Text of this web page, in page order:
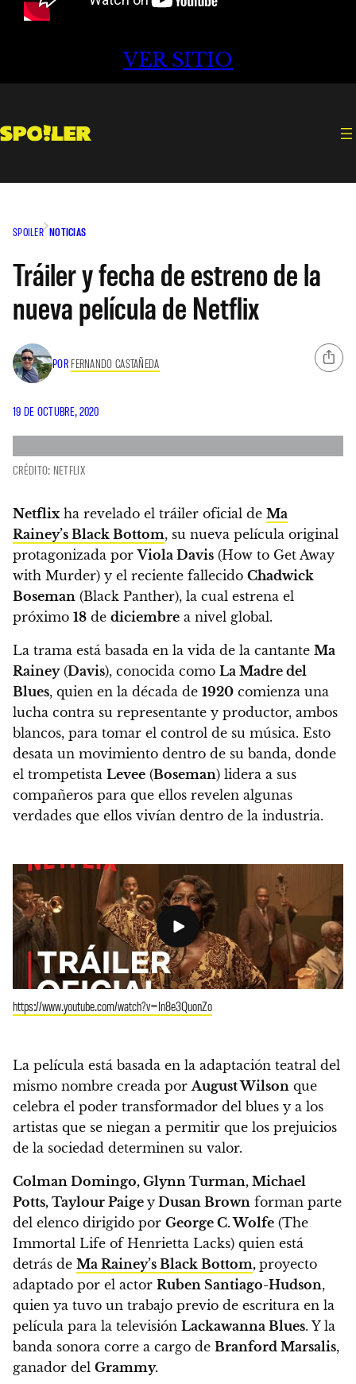
VER SITIO
SPOILER NOTICIAS
Tráiler y fecha de estreno de la
nueva película de Netflix
POR FERNANDO CASTAÑEDA
19 DE OCTUBRE, 2020
CRÉDITO: NETFLIX
Netflix ha revelado el tráiler oficial de Ma
Rainey’s Black Bottom, su nueva película original
protagonizada porViola Davis (How to Get Away
with Murder) y el reciente fallecido Chadwick
Boseman (Black Panther), la cual estrena el
próximo 18 de diciembre a nivel global.
La trama está basada en la vida de la cantante Ma
Rainey(Davis), conocida como La Madre del
Blues, quien en la década de 1920 comienza una
lucha contra su representante y productor, ambos
blancos, para tomar el control de su música. Esto
desata un movimiento dentro de su banda, donde
el trompetista Levee (Boseman) lidera a sus
compañeros para que ellos revelen algunas
verdades que ellos vivían dentro de la industria.
https://www.youtube.com/watch?v=In8e3QuonZo
La película está basada en la adaptación teatral del
mismo nombre creada por August Wilson que
celebra el poder transformador del blues y a los
artistas que se niegan a permitir que los prejuicios
de la sociedad determinen su valor.
Colman Domingo, Glynn Turman, Michael
Potts, Taylour Paige y Dusan Brown forman parte
del elenco dirigido por George C. Wolfe (The
Immortal Life of Henrietta Lacks) quien está
detrás de Ma Rainey’s Black Bottom, proyecto
adaptado por el actor Ruben Santiago-Hudson,
quien ya tuvo un trabajo previo de escritura en la
película para la televisión Lackawanna Blues. Y la
banda sonora corre a cargo de Branford Marsalis,
ganador del Grammy.